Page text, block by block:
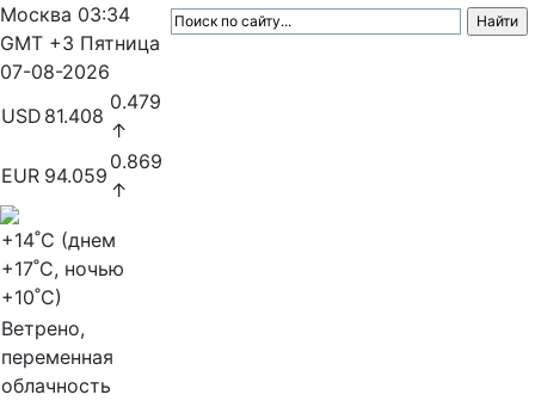
Москва 03:34
GMT +3 Пятница
07-08-2026
USD 81.408
0.479
↑
EUR 94.059
0.869
↑
+14˚C (днем
+17˚C, ночью
+10˚C)
Ветрено,
переменная
облачность